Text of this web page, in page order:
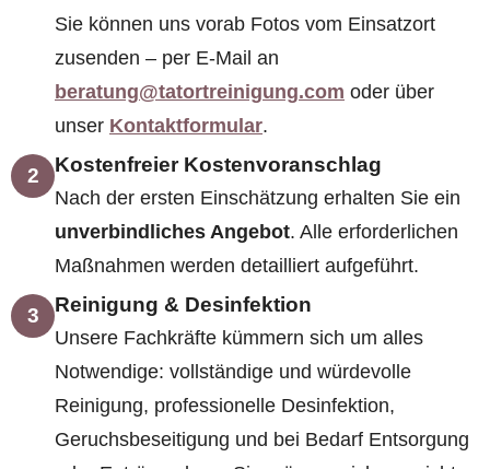
Sie können uns vorab Fotos vom Einsatzort
zusenden – per E-Mail an
beratung@tatortreinigung.com oder über
unser Kontaktformular.
2 Kostenfreier Kostenvoranschlag
Nach der ersten Einschätzung erhalten Sie ein
unverbindliches Angebot. Alle erforderlichen
Maßnahmen werden detailliert aufgeführt.
3 Reinigung & Desinfektion
Unsere Fachkräfte kümmern sich um alles
Notwendige: vollständige und würdevolle
Reinigung, professionelle Desinfektion,
Geruchsbeseitigung und bei Bedarf Entsorgung